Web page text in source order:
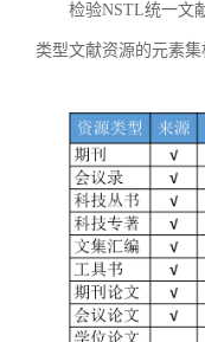
检验NSTL统一文
类型文献资源的元素